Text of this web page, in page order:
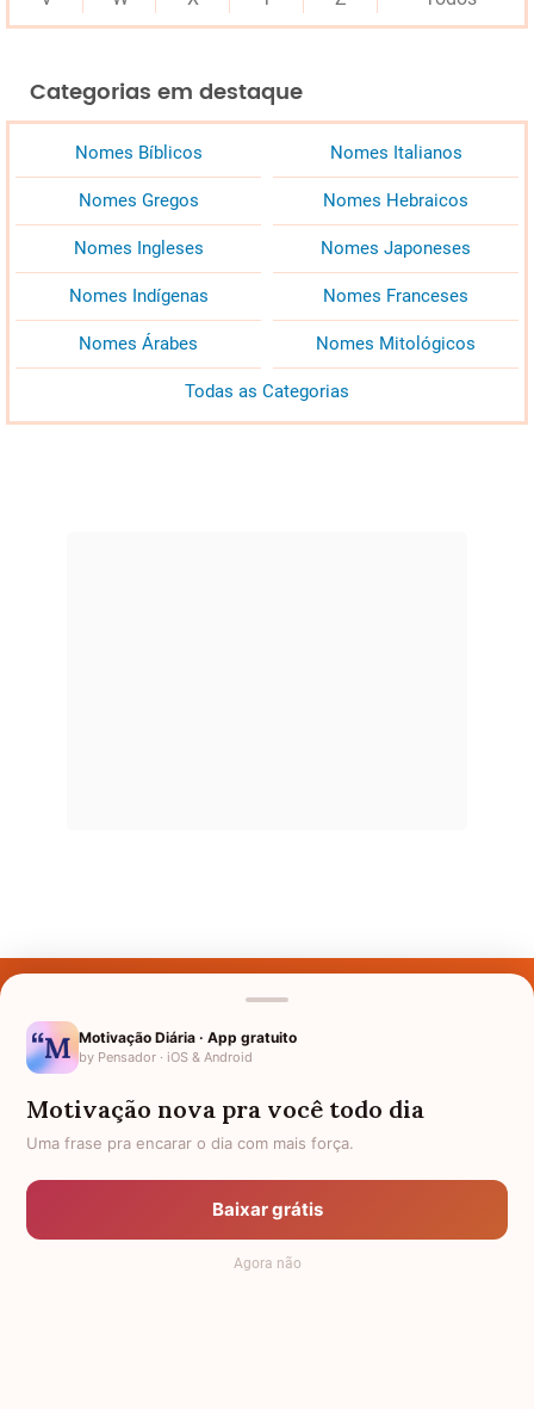
Categorias em destaque
Nomes Bíblicos Nomes Italianos
Nomes Gregos Nomes Hebraicos
Nomes Ingleses Nomes Japoneses
Nomes Indígenas Nomes Franceses
Nomes Árabes Nomes Mitológicos
Todas as Categorias
Nomes pelo Mundo
Política de Privacidade
Anuncie
Termos de Uso
Motivação Diária · App gratuito
by Pensador · iOS & Android
Motivação nova pra você todo dia
Uma frase pra encarar o dia com mais força.
Baixar grátis
Agora não